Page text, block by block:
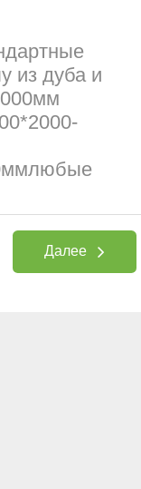
из дуба и
Далее